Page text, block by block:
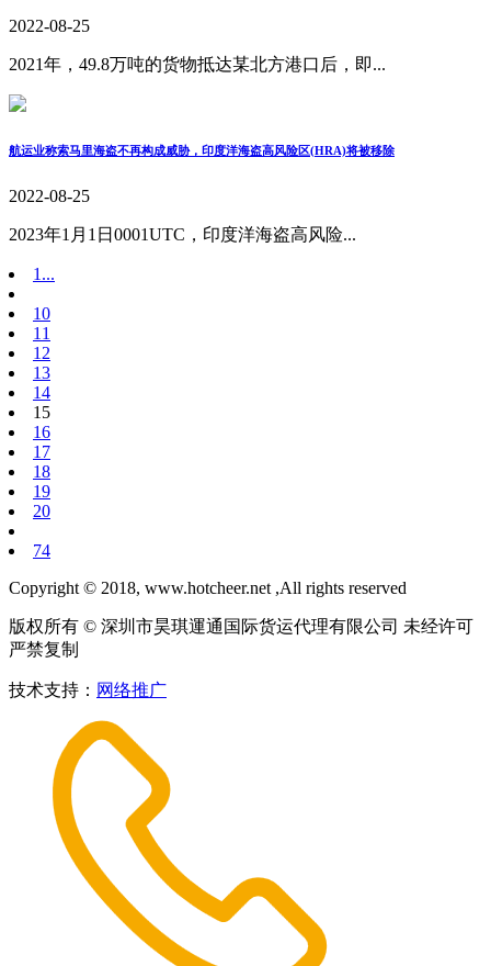
2022-08-25
2021年，49.8万吨的货物抵达某北方港口后，即...
航运业称索马里海盗不再构成威胁，印度洋海盗高风险区(HRA)将被移除
2022-08-25
2023年1月1日0001UTC，印度洋海盗高风险...
1...
10
11
12
13
14
15
16
17
18
19
20
74
Copyright © 2018, www.hotcheer.net ,All rights reserved
版权所有 © 深圳市昊琪運通国际货运代理有限公司 未经许可
严禁复制
技术支持： 网络推广